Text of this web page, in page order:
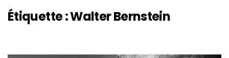
Étiquette :Walter Bernstein